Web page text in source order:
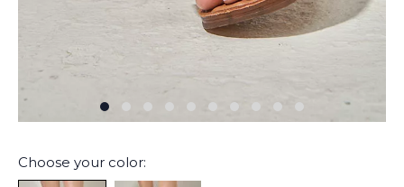
Choose your color: